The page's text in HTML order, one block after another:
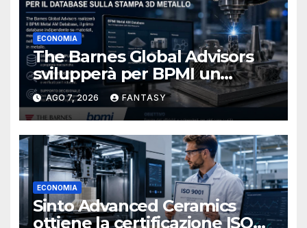
ECONOMIA
The Barnes Global Advisors
svilupperà per BPMI un
database per la stampa 3D
metallica destinata alla filiera
navale statunitense
AGO 7, 2026 FANTASY
ECONOMIA
Sinto Advanced Ceramics
ottiene la certificazione ISO